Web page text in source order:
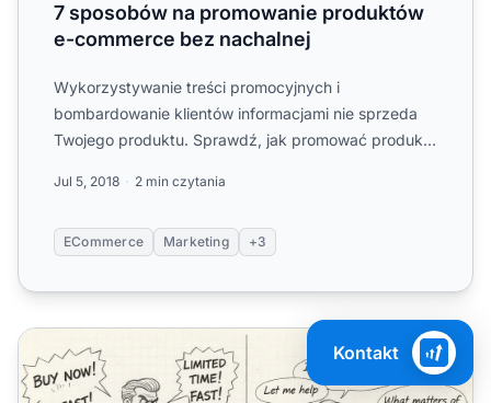
7 sposobów na promowanie produktów
e-commerce bez nachalnej
Wykorzystywanie treści promocyjnych i
bombardowanie klientów informacjami nie sprzeda
Twojego produktu. Sprawdź, jak promować produkty
Jul 5, 2018 2 min czytania
ECommerce Marketing +3
Dlaczego zbyt nachalna sprzedaż szkodzi promocji
Kontakt